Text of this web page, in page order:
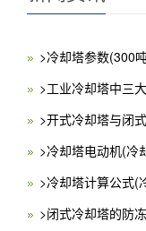
>冷却塔参数(300
>工业冷却塔中三
>开式冷却塔与闭
>冷却塔电动机(冷
>冷却塔计算公式(
>闭式冷却塔的防